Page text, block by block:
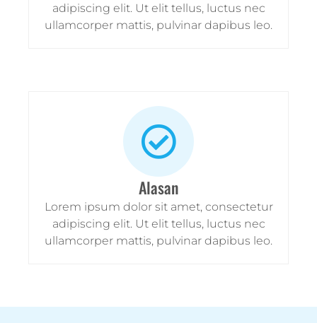
adipiscing elit. Ut elit tellus, luctus nec
ullamcorper mattis, pulvinar dapibus leo.
Alasan
Lorem ipsum dolor sit amet, consectetur
adipiscing elit. Ut elit tellus, luctus nec
ullamcorper mattis, pulvinar dapibus leo.